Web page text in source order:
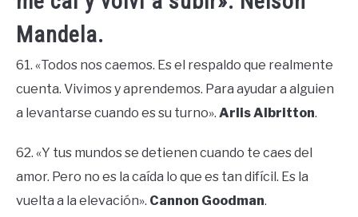
Mandela.
61. «Todos nos caemos. Es el respaldo que realmente
cuenta. Vivimos y aprendemos. Para ayudar a alguien
a levantarse cuando es su turno». Arlis Albritton.
62. «Y tus mundos se detienen cuando te caes del
amor. Pero no es la caída lo que es tan difícil. Es la
vuelta a la elevación». Cannon Goodman.